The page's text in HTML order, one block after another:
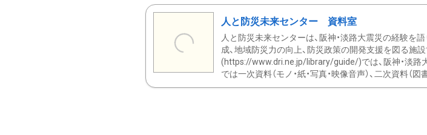
人と防災未来センター 資料室
人と防災未来センターは、阪神・淡路大震災の経験を
成、地域防災力の向上、防災政策の開発支援を図る施
(https://www.dri.ne.jp/library/guide/)では、阪神・淡路
では一次資料（モノ・紙・写真・映像音声）、二次資料（図書